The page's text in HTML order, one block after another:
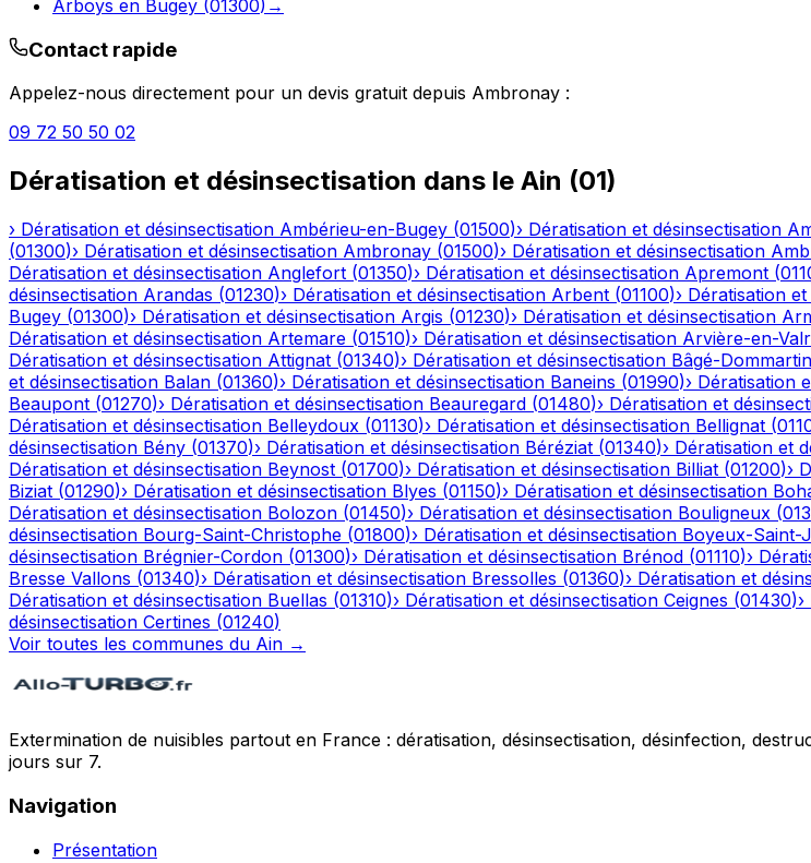
Arboys en Bugey (01300) →
Contact rapide
Appelez-nous directement pour un devis gratuit depuis Ambronay :
09 72 50 50 02
Dératisation et désinsectisation dans le Ain (01)
› Dératisation et désinsectisation Ambérieu-en-Bugey (01500)› Dératisation et désinsectisation
(01300)› Dératisation et désinsectisation Ambronay (01500)› Dératisation et désinsectisation
Dératisation et désinsectisation Anglefort (01350)› Dératisation et désinsectisation Apremont (
désinsectisation Arandas (01230)› Dératisation et désinsectisation Arbent (01100)› Dératisation
Bugey (01300)› Dératisation et désinsectisation Argis (01230)› Dératisation et désinsectisation
Dératisation et désinsectisation Artemare (01510)› Dératisation et désinsectisation Arvière-en-
Dératisation et désinsectisation Attignat (01340)› Dératisation et désinsectisation Bâgé-Dommartin
et désinsectisation Balan (01360)› Dératisation et désinsectisation Baneins (01990)› Dératisation
Beaupont (01270)› Dératisation et désinsectisation Beauregard (01480)› Dératisation et
Dératisation et désinsectisation Belleydoux (01130)› Dératisation et désinsectisation Bellignat (
désinsectisation Bény (01370)› Dératisation et désinsectisation Béréziat (01340)› Dératisation et
Dératisation et désinsectisation Beynost (01700)› Dératisation et désinsectisation Billiat (01200)›
Biziat (01290)› Dératisation et désinsectisation Blyes (01150)› Dératisation et désinsectisation
Dératisation et désinsectisation Bolozon (01450)› Dératisation et désinsectisation Bouligneux (
désinsectisation Bourg-Saint-Christophe (01800)› Dératisation et désinsectisation Boyeux-Saint-
désinsectisation Brégnier-Cordon (01300)› Dératisation et désinsectisation Brénod (01110)›
Bresse Vallons (01340)› Dératisation et désinsectisation Bressolles (01360)› Dératisation et
Dératisation et désinsectisation Buellas (01310)› Dératisation et désinsectisation Ceignes (01430)›
désinsectisation Certines (01240)
Voir toutes les communes du Ain →
Extermination de nuisibles partout en France : dératisation, désinsectisation, désinfection,
jours sur 7.
Navigation
Présentation